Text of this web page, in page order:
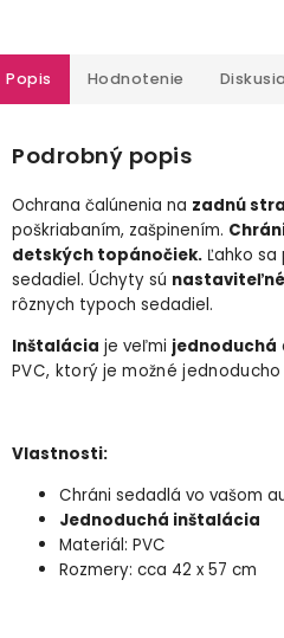
Popis Hodnotenie Diskusia
Podrobný popis
Ochrana čalúnenia na zadnú
poškriabaním, zašpinením.
detských topánočiek. Ľahko
sedadiel. Úchyty sú nastaviteľné
rôznych typoch sedadiel.
Inštalácia je veľmi jednoduchá
PVC, ktorý je možné
Vlastnosti:
Chráni sedadlá vo vašom
Jednoduchá inštalácia
Materiál: PVC
Rozmery: cca 42 x 57 cm